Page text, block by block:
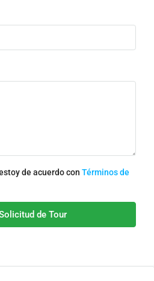
de acuerdo con Términos de
de Tour